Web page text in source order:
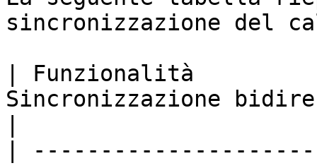
sincronizzazione del
| Funzionalità
Sincronizzazione
|